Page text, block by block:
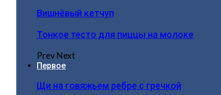
Вишнёвый кетчуп
Тонкое тесто для пиццы на молоке
PrevNext
Первое
Щи на говяжьем ребре с гречкой